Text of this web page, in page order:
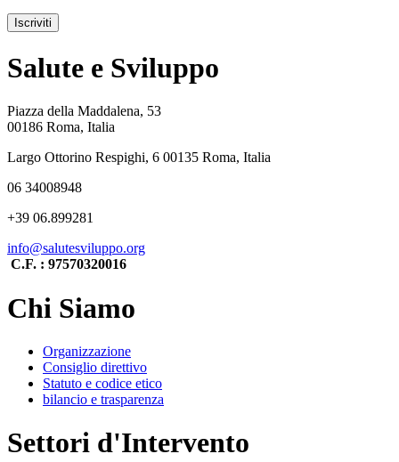
Salute e Sviluppo
Piazza della Maddalena, 53
00186 Roma, Italia
Largo Ottorino Respighi, 6 00135 Roma, Italia
06 34008948
+39 06.899281
info@salutesviluppo.org
C.F. : 97570320016
Chi Siamo
Organizzazione
Consiglio direttivo
Statuto e codice etico
bilancio e trasparenza
Settori d'Intervento